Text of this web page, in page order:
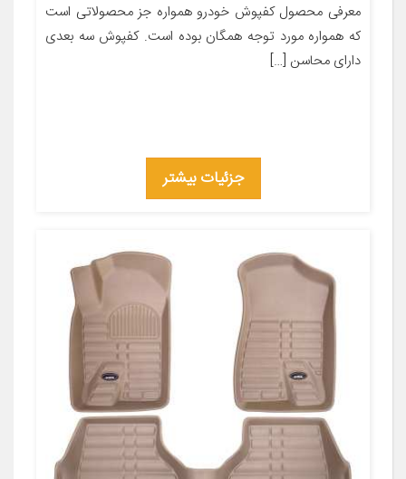
معرفی محصول کفپوش خودرو همواره جز محصولاتی است
که همواره مورد توجه همگان بوده است. کفپوش سه بعدی
دارای محاسن […]
جزئیات بیشتر